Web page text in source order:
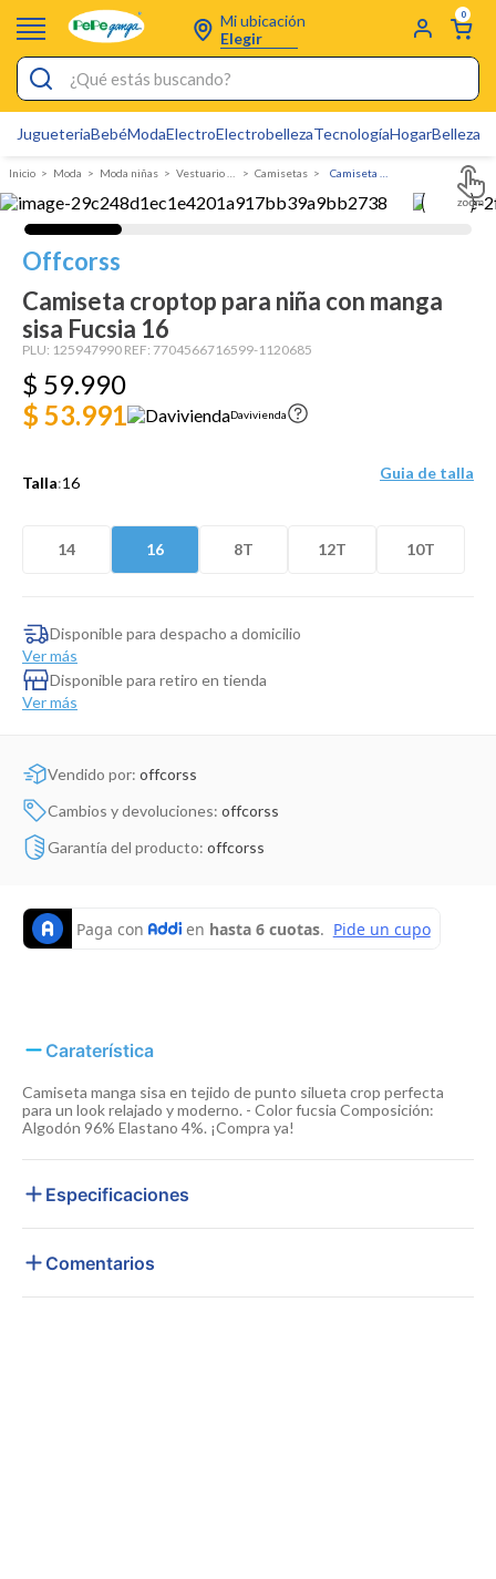
Mi ubicación
Elegir
0
¿Qué estás buscando?
JugueteriaBebéModaElectroElectrobellezaTecnologíaHogarBelleza
Moda Moda niñas Vestuario Exterior Niña Camisetas
Offcorss
Camiseta croptop para niña con manga
sisa Fucsia 16
PLU: 125947990 REF: 7704566716599-1120685
$ 59.990
$ 53.991
Davivienda
Talla:16
Guia de talla
14 16 8T 12T 10T
Disponible para despacho a domicilio
Ver más
Disponible para retiro en tienda
Ver más
Vendido por: offcorss
Cambios y devoluciones: offcorss
Garantía del producto: offcorss
Caraterística
Camiseta manga sisa en tejido de punto silueta crop perfecta
para un look relajado y moderno. - Color fucsia Composición:
Algodón 96% Elastano 4%. ¡Compra ya!
Especificaciones
Comentarios
Pijamas
Electro
Figuras Toy Story
Carters
Cartas Pokemon
Silla Mecedora Bebé
Bebes